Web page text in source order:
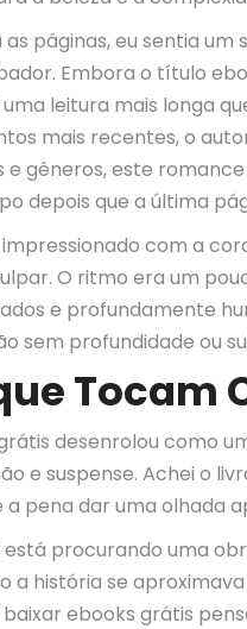
as páginas, eu sentia
Embora o título
leitura mais longa
mais recentes, o
e gêneros, este
depois que a última
com a
O ritmo era um
e profundamente
sem profundidade ou
Tocam
desenrolou como
e suspense. Achei o
a pena dar uma olhada
está procurando uma
a história se
ebooks grátis